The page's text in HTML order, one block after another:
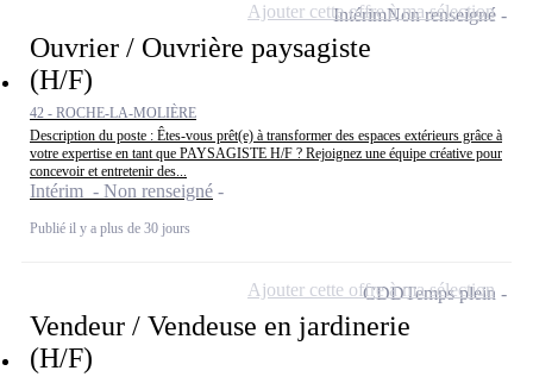
Ouvrier / Ouvrière paysagiste
(H/F)
42 - ROCHE-LA-MOLIÈRE
Description du poste : Êtes-vous prêt(e) à transformer des espaces extérieurs grâce à
votre expertise en tant que PAYSAGISTE H/F ? Rejoignez une équipe créative pour
concevoir et entretenir des...
Intérim - Non renseigné
Publié il y a plus de 30 jours
IntérimNon renseigné
Ajouter cette offre à ma sélection
Vendeur / Vendeuse en jardinerie
(H/F)
CDDTemps plein
Ajouter cette offre à ma sélection